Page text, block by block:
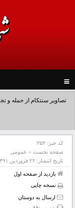
navigation
تصاویر سنتکام از حمله و
کد خبر: ۳۵۲
صفحه نخست » عمومی
تاریخ انتشار: ۲۲ فروردين ۱۳۹۱ - ۰۰:۰۰
بازدید از صفحه اول
نسخه چاپی
ارسال به دوستان